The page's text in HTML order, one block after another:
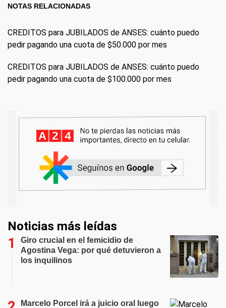
NOTAS RELACIONADAS
CREDITOS para JUBILADOS de ANSES: cuánto puedo
pedir pagando una cuota de $50.000 por mes
CREDITOS para JUBILADOS de ANSES: cuánto puedo
pedir pagando una cuota de $100.000 por mes
Noticias más leídas
Giro crucial en el femicidio de
Agostina Vega: por qué detuvieron a
los inquilinos
Marcelo Porcel irá a juicio oral luego